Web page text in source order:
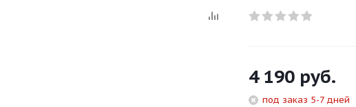
4 190 руб.
под заказ 5-7 дней
без переплат